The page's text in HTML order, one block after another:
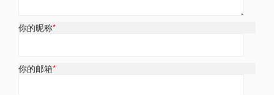
你的昵称*
你的邮箱*